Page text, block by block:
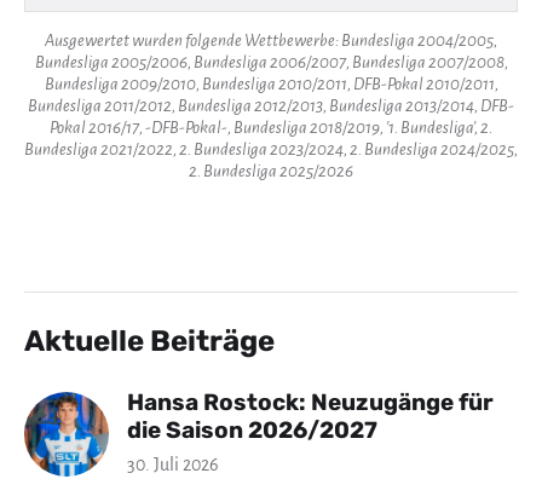
Ausgewertet wurden folgende Wettbewerbe: Bundesliga 2004/2005,
Bundesliga 2005/2006, Bundesliga 2006/2007, Bundesliga 2007/2008,
Bundesliga 2009/2010, Bundesliga 2010/2011, DFB-Pokal 2010/2011,
Bundesliga 2011/2012, Bundesliga 2012/2013, Bundesliga 2013/2014, DFB-
Pokal 2016/17, -DFB-Pokal-, Bundesliga 2018/2019, '1. Bundesliga', 2.
Bundesliga 2021/2022, 2. Bundesliga 2023/2024, 2. Bundesliga 2024/2025,
2. Bundesliga 2025/2026
Aktuelle Beiträge
Hansa Rostock: Neuzugänge für
die Saison 2026/2027
30. Juli 2026